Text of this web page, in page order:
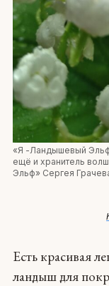
«Я -Ландышевый
ещё и хранитель
Эльф» Сергея
Есть красивая
ландыш для